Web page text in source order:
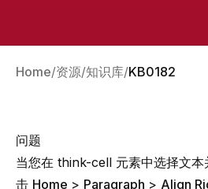
Home 资源 知识库 KB0182
问题
当您在 think-cell 元素中选择文
击 Home > Paragraph > Align